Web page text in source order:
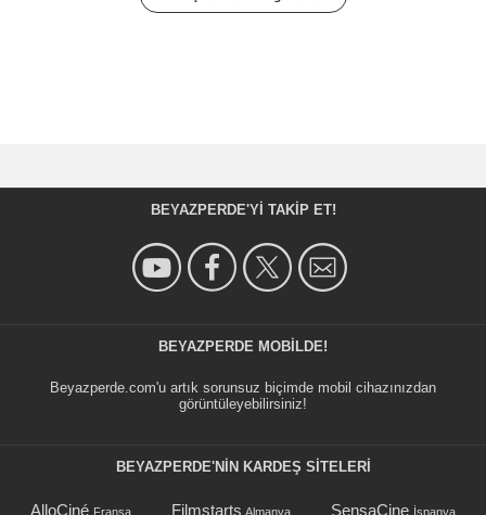
BEYAZPERDE'YI TAKIP ET!
BEYAZPERDE MOBILDE!
Beyazperde.com'u artık sorunsuz biçimde mobil cihazınızdan
görüntüleyebilirsiniz!
BEYAZPERDE'NIN KARDEŞ SİTELERİ
AlloCiné Fransa Filmstarts Almanya SensaCine İspanya